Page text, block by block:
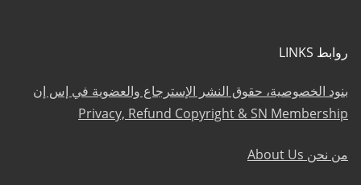
روابط LINKS
بنود الخصوصية، حقوق النشر الإسترجاع والعضوية في إس إن
Privacy, Refund Copyright & SN Membership
من نحن About Us